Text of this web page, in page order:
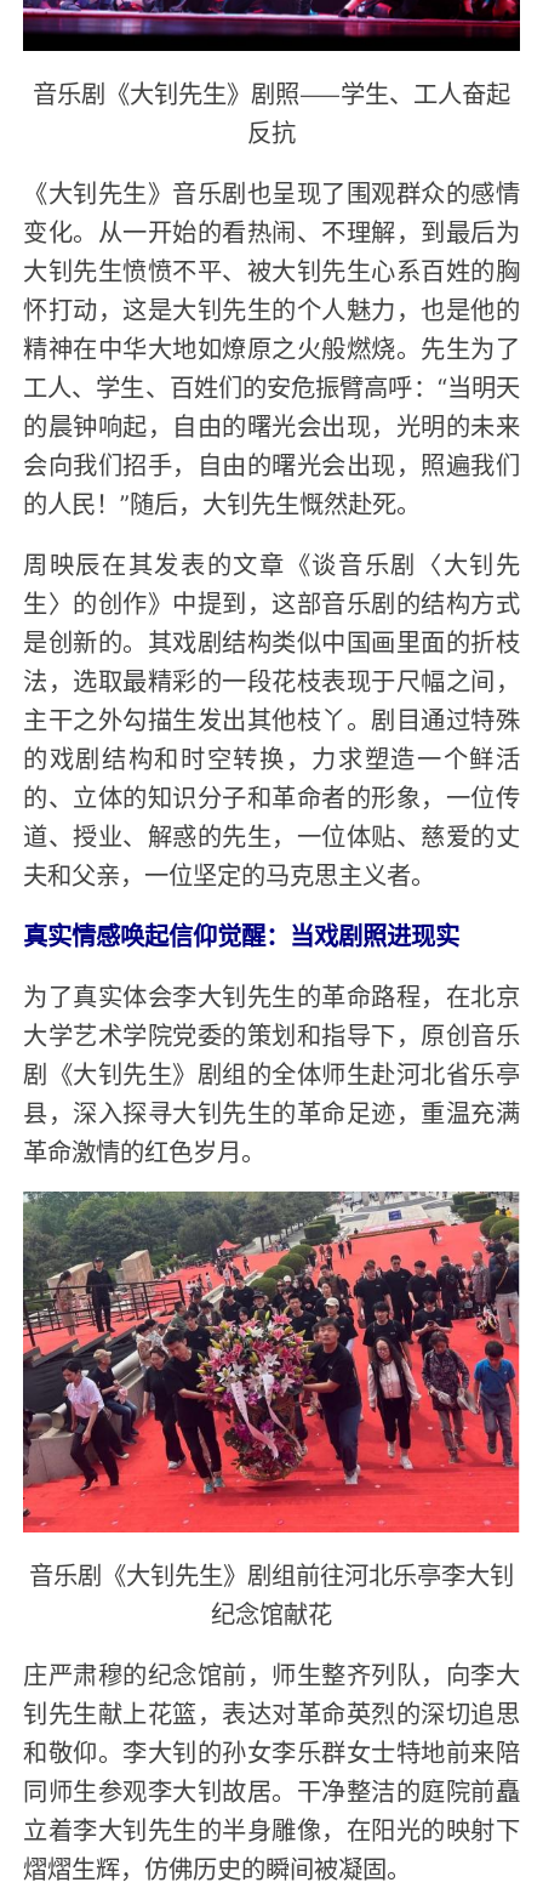
音乐剧《大钊先生》剧照——学生、工人奋起
反抗
《大钊先生》音乐剧也呈现了围观群众的感情
变化。从一开始的看热闹、不理解，到最后为
大钊先生愤愤不平、被大钊先生心系百姓的胸
怀打动，这是大钊先生的个人魅力，也是他的
精神在中华大地如燎原之火般燃烧。先生为了
工人、学生、百姓们的安危振臂高呼：“当明天
的晨钟响起，自由的曙光会出现，光明的未来
会向我们招手，自由的曙光会出现，照遍我们
的人民！”随后，大钊先生慨然赴死。
周映辰在其发表的文章《谈音乐剧〈大钊先
生〉的创作》中提到，这部音乐剧的结构方式
是创新的。其戏剧结构类似中国画里面的折枝
法，选取最精彩的一段花枝表现于尺幅之间，
主干之外勾描生发出其他枝丫。剧目通过特殊
的戏剧结构和时空转换，力求塑造一个鲜活
的、立体的知识分子和革命者的形象，一位传
道、授业、解惑的先生，一位体贴、慈爱的丈
夫和父亲，一位坚定的马克思主义者。
真实情感唤起信仰觉醒：当戏剧照进现实
为了真实体会李大钊先生的革命路程，在北京
大学艺术学院党委的策划和指导下，原创音乐
剧《大钊先生》剧组的全体师生赴河北省乐亭
县，深入探寻大钊先生的革命足迹，重温充满
革命激情的红色岁月。
音乐剧《大钊先生》剧组前往河北乐亭李大钊
纪念馆献花
庄严肃穆的纪念馆前，师生整齐列队，向李大
钊先生献上花篮，表达对革命英烈的深切追思
和敬仰。李大钊的孙女李乐群女士特地前来陪
同师生参观李大钊故居。干净整洁的庭院前矗
立着李大钊先生的半身雕像，在阳光的映射下
熠熠生辉，仿佛历史的瞬间被凝固。